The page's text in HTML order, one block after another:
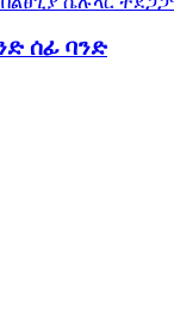
ሰፊ ባንድ